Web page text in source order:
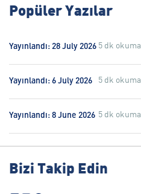
Popüler Yazılar
Yayınlandı: 28 July 2026 5 dk okuma
Yayınlandı: 6 July 2026 5 dk okuma
Yayınlandı: 8 June 2026 5 dk okuma
Bizi Takip Edin